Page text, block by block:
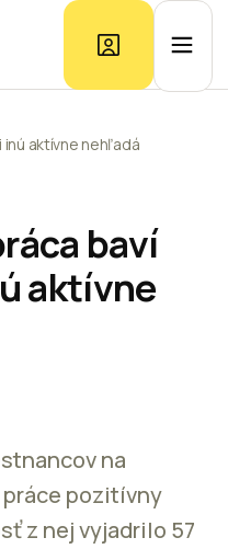
Ponuka kancelárií
Prieskum trhu
Kontakt
inú aktívne nehľadá
baví
aktívne
na
práce pozitívny
z nej vyjadrilo 57